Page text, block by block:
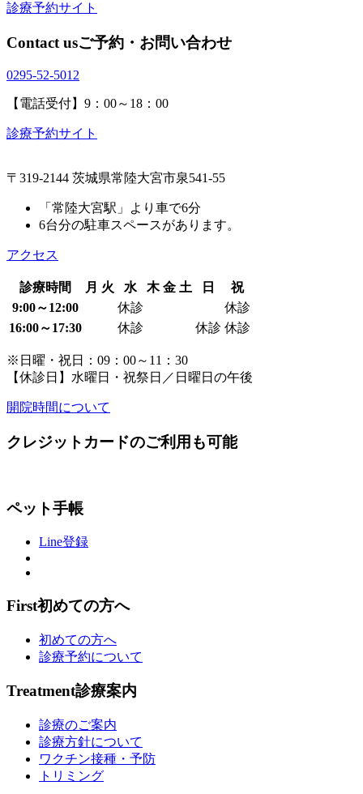
診療予約サイト
Contact usご予約・お問い合わせ
0295-52-5012
【電話受付】9：00～18：00
診療予約サイト
〒319-2144 茨城県常陸大宮市泉541-55
「常陸大宮駅」より車で6分
6台分の駐車スペースがあります。
アクセス
診療時間 月 火 水 木 金 土 日
祝
9:00～12:00
休診
休診
16:00～17:30
休診 休診 休診
※日曜・祝日：09：00～11：30
【休診日】水曜日・祝祭日／日曜日の午後
開院時間について
クレジットカードのご利用も可能
ペット手帳
Line登録
First初めての方へ
初めての方へ
診療予約について
Treatment診療案内
診療のご案内
診療方針について
ワクチン接種・予防
トリミング